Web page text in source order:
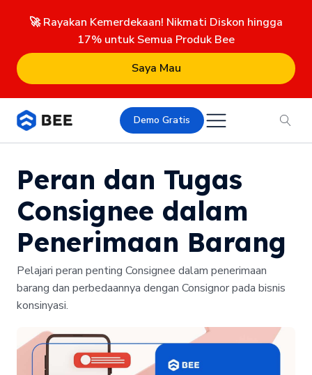
🚀 Rayakan Kemerdekaan! Nikmati Diskon hingga
17% untuk Semua Produk Bee
Saya Mau
Demo Gratis
Peran dan Tugas
Consignee dalam
Penerimaan Barang
Pelajari peran penting Consignee dalam penerimaan
barang dan perbedaannya dengan Consignor pada bisnis
konsinyasi.